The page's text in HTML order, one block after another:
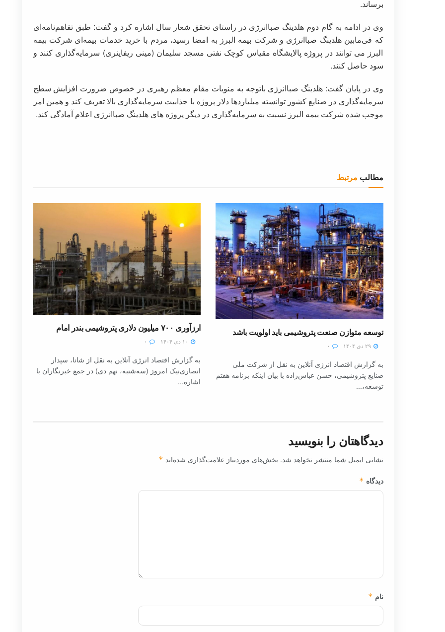
برساند.
وی در ادامه به گام دوم هلدینگ صباانرژی در راستای تحقق شعار سال اشاره کرد و گفت: طبق تفاهم‌نامه‌ای
که فی‌مابین هلدینگ صباانرژی و شرکت بیمه البرز به امضا رسید، مردم با خرید خدمات بیمه‌ای شرکت بیمه
البرز می توانند در پروژه پالایشگاه مقیاس کوچک نفتی مسجد سلیمان (مینی ریفاینری) سرمایه‌گذاری کنند و
سود حاصل کنند.
وی در پایان گفت: هلدینگ صباانرژی باتوجه به منویات مقام معظم رهبری در خصوص ضرورت افزایش سطح
سرمایه‌گذاری در صنایع کشور توانسته میلیاردها دلار پروژه با جذابیت سرمایه‌گذاری بالا تعریف کند و همین امر
موجب شده شرکت بیمه البرز نسبت به سرمایه‌گذاری در دیگر پروژه های هلدینگ صباانرژی اعلام آمادگی کند.
مطالب مرتبط
توسعه متوازن صنعت پتروشیمی باید اولویت باشد
۲۹ دی ۱۴۰۴
به گزارش اقتصاد انرژی آنلاین به نقل از شرکت ملی
صنایع پتروشیمی، حسن عباس‌زاده با بیان اینکه برنامه هفتم
توسعه،...
ارزآوری ۷۰۰ میلیون دلاری پتروشیمی بندر امام
به گزارش اقتصاد انرژی آنلاین به نقل از شانا، سپدار
انصاری‌نیک امروز (سه‌شنبه، نهم دی) در جمع خبرنگاران با
اشاره...
دیدگاهتان را بنویسید
نشانی ایمیل شما منتشر نخواهد شد. بخش‌های موردنیاز علامت‌گذاری شده‌اند *
دیدگاه *
نام *